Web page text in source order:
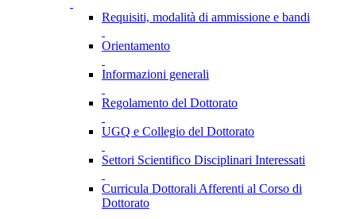
Requisiti, modalità di ammissione e bandi
Orientamento
Informazioni generali
Regolamento del Dottorato
UGQ e Collegio del Dottorato
Settori Scientifico Disciplinari Interessati
Curricula Dottorali Afferenti al Corso di
Dottorato